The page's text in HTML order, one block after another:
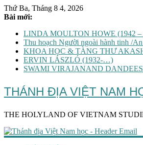
Thứ Ba, Tháng 8 4, 2026
Bài mới:
LINDA MOULTON HOWE (1942
Thu hoạch Người ngoài hành tinh /
KHOA HỌC & TÀNG THƯ
ERVIN LÁSZLÓ (1932-…)
SWAMI VIRAJANAND
THÁNH ĐỊA VIỆT NAM
THE HOLYLAND OF VIETNAM